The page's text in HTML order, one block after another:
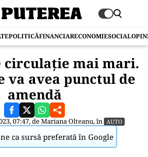
POLITICĂFINANCIARECONOMIESOCIAL
circulație mai mari.
va avea punctul de
amendă
07:47, deMariana Olteanu, în AUTO
ca sursă preferată în Google